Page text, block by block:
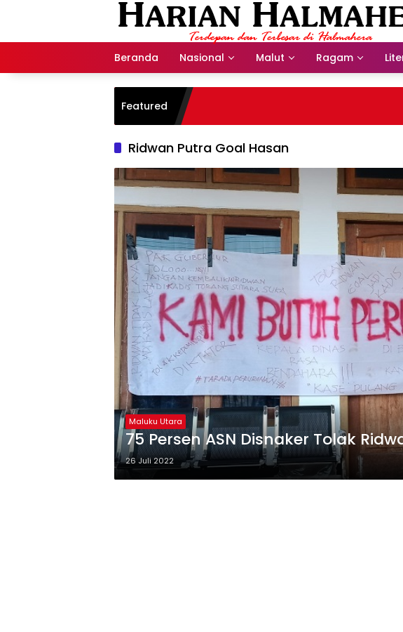
Beranda Nasional Malut Ragam
Featured
Ridwan Putra Goal Hasan
Maluku Utara
75 Persen ASN Disnaker Tolak
26 Juli 2022